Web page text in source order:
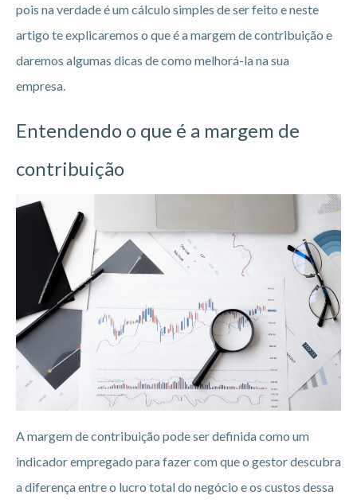
pois na verdade é um cálculo simples de ser feito e neste
artigo te explicaremos o que é a margem de contribuição e
daremos algumas dicas de como melhorá-la na sua
empresa.
Entendendo o que é a margem de
contribuição
A margem de contribuição pode ser definida como um
indicador empregado para fazer com que o gestor descubra
a diferença entre o lucro total do negócio e os custos dessa